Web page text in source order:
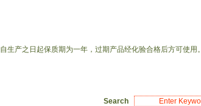
生产之日起保质期为一年，过期产品经化验合格后方可使用。
Search